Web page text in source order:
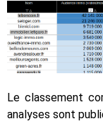
Le classement
analyses sont